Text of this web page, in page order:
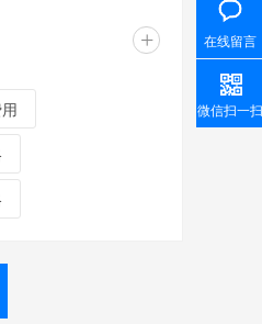
+ 在线留言
微信扫一扫